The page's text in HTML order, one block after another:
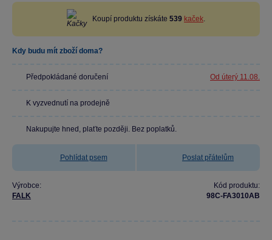
Koupí produktu získáte 539 kaček.
Kdy budu mít zboží doma?
Předpokládané doručení Od úterý 11.08.
K vyzvednutí na prodejně
Nakupujte hned, plaťte později. Bez poplatků.
Pohlídat psem Poslat přátelům
Výrobce:
FALK
Kód produktu:
98C-FA3010AB